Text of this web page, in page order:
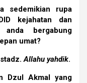
sedemikian rupa
kejahatan dan
bergabung
umat?
Allahu yahdik.
Dzul Akmal yang